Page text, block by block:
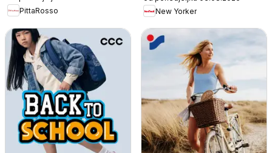
PittaRosso
New Yorker